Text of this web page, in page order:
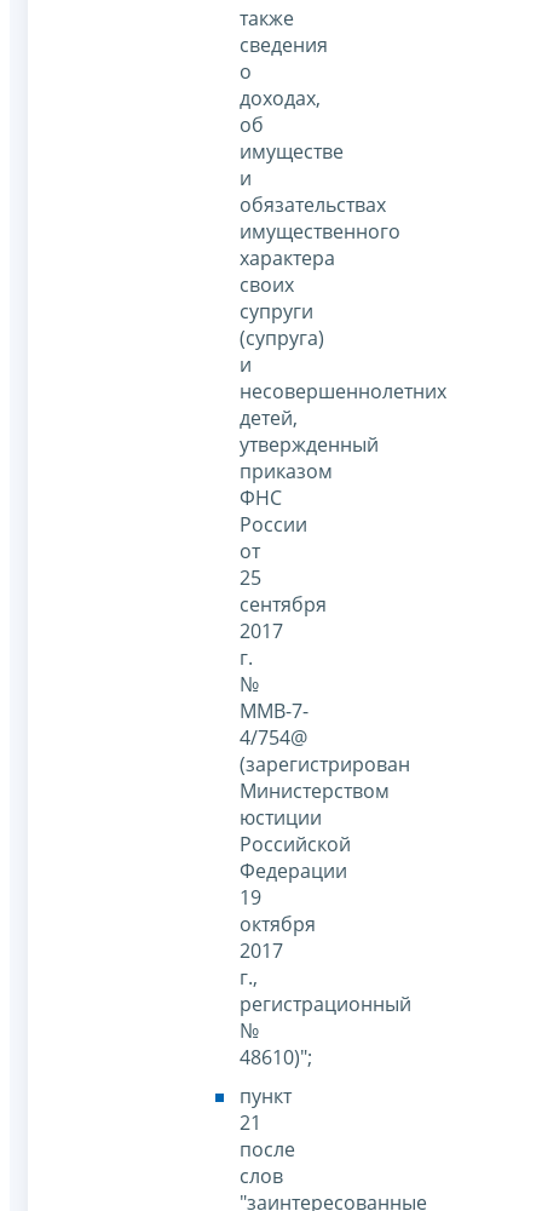
также
сведения
о
доходах,
об
имуществе
и
обязательствах
имущественного
характера
своих
супруги
(супруга)
и
несовершеннолетних
детей,
утвержденный
приказом
ФНС
России
от
25
сентября
2017
г.
№
ММВ-7-
4/754@
(зарегистрирован
Министерством
юстиции
Российской
Федерации
19
октября
2017
г.,
регистрационный
№
48610)";
пункт
21
после
слов
"заинтересованные